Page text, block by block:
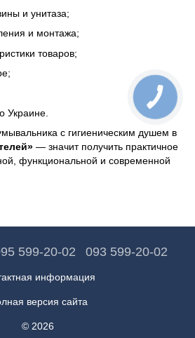
и унитаза;
и монтажа;
товаров;
Украине.
с гигиеническим душем в
— значит получить практичное
функциональной и современной
599-20-02 093 599-20-02
информация
версия сайта
© 2026